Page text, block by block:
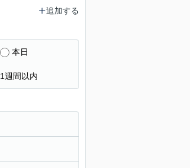
追加する
本日
1週間以内